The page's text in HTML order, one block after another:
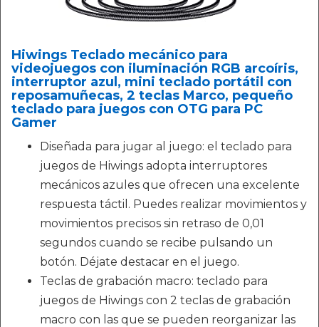
Hiwings Teclado mecánico para
videojuegos con iluminación RGB arcoíris,
interruptor azul, mini teclado portátil con
reposamuñecas, 2 teclas Marco, pequeño
teclado para juegos con OTG para PC
Gamer
Diseñada para jugar al juego: el teclado para
juegos de Hiwings adopta interruptores
mecánicos azules que ofrecen una excelente
respuesta táctil. Puedes realizar movimientos y
movimientos precisos sin retraso de 0,01
segundos cuando se recibe pulsando un
botón. Déjate destacar en el juego.
Teclas de grabación macro: teclado para
juegos de Hiwings con 2 teclas de grabación
macro con las que se pueden reorganizar las